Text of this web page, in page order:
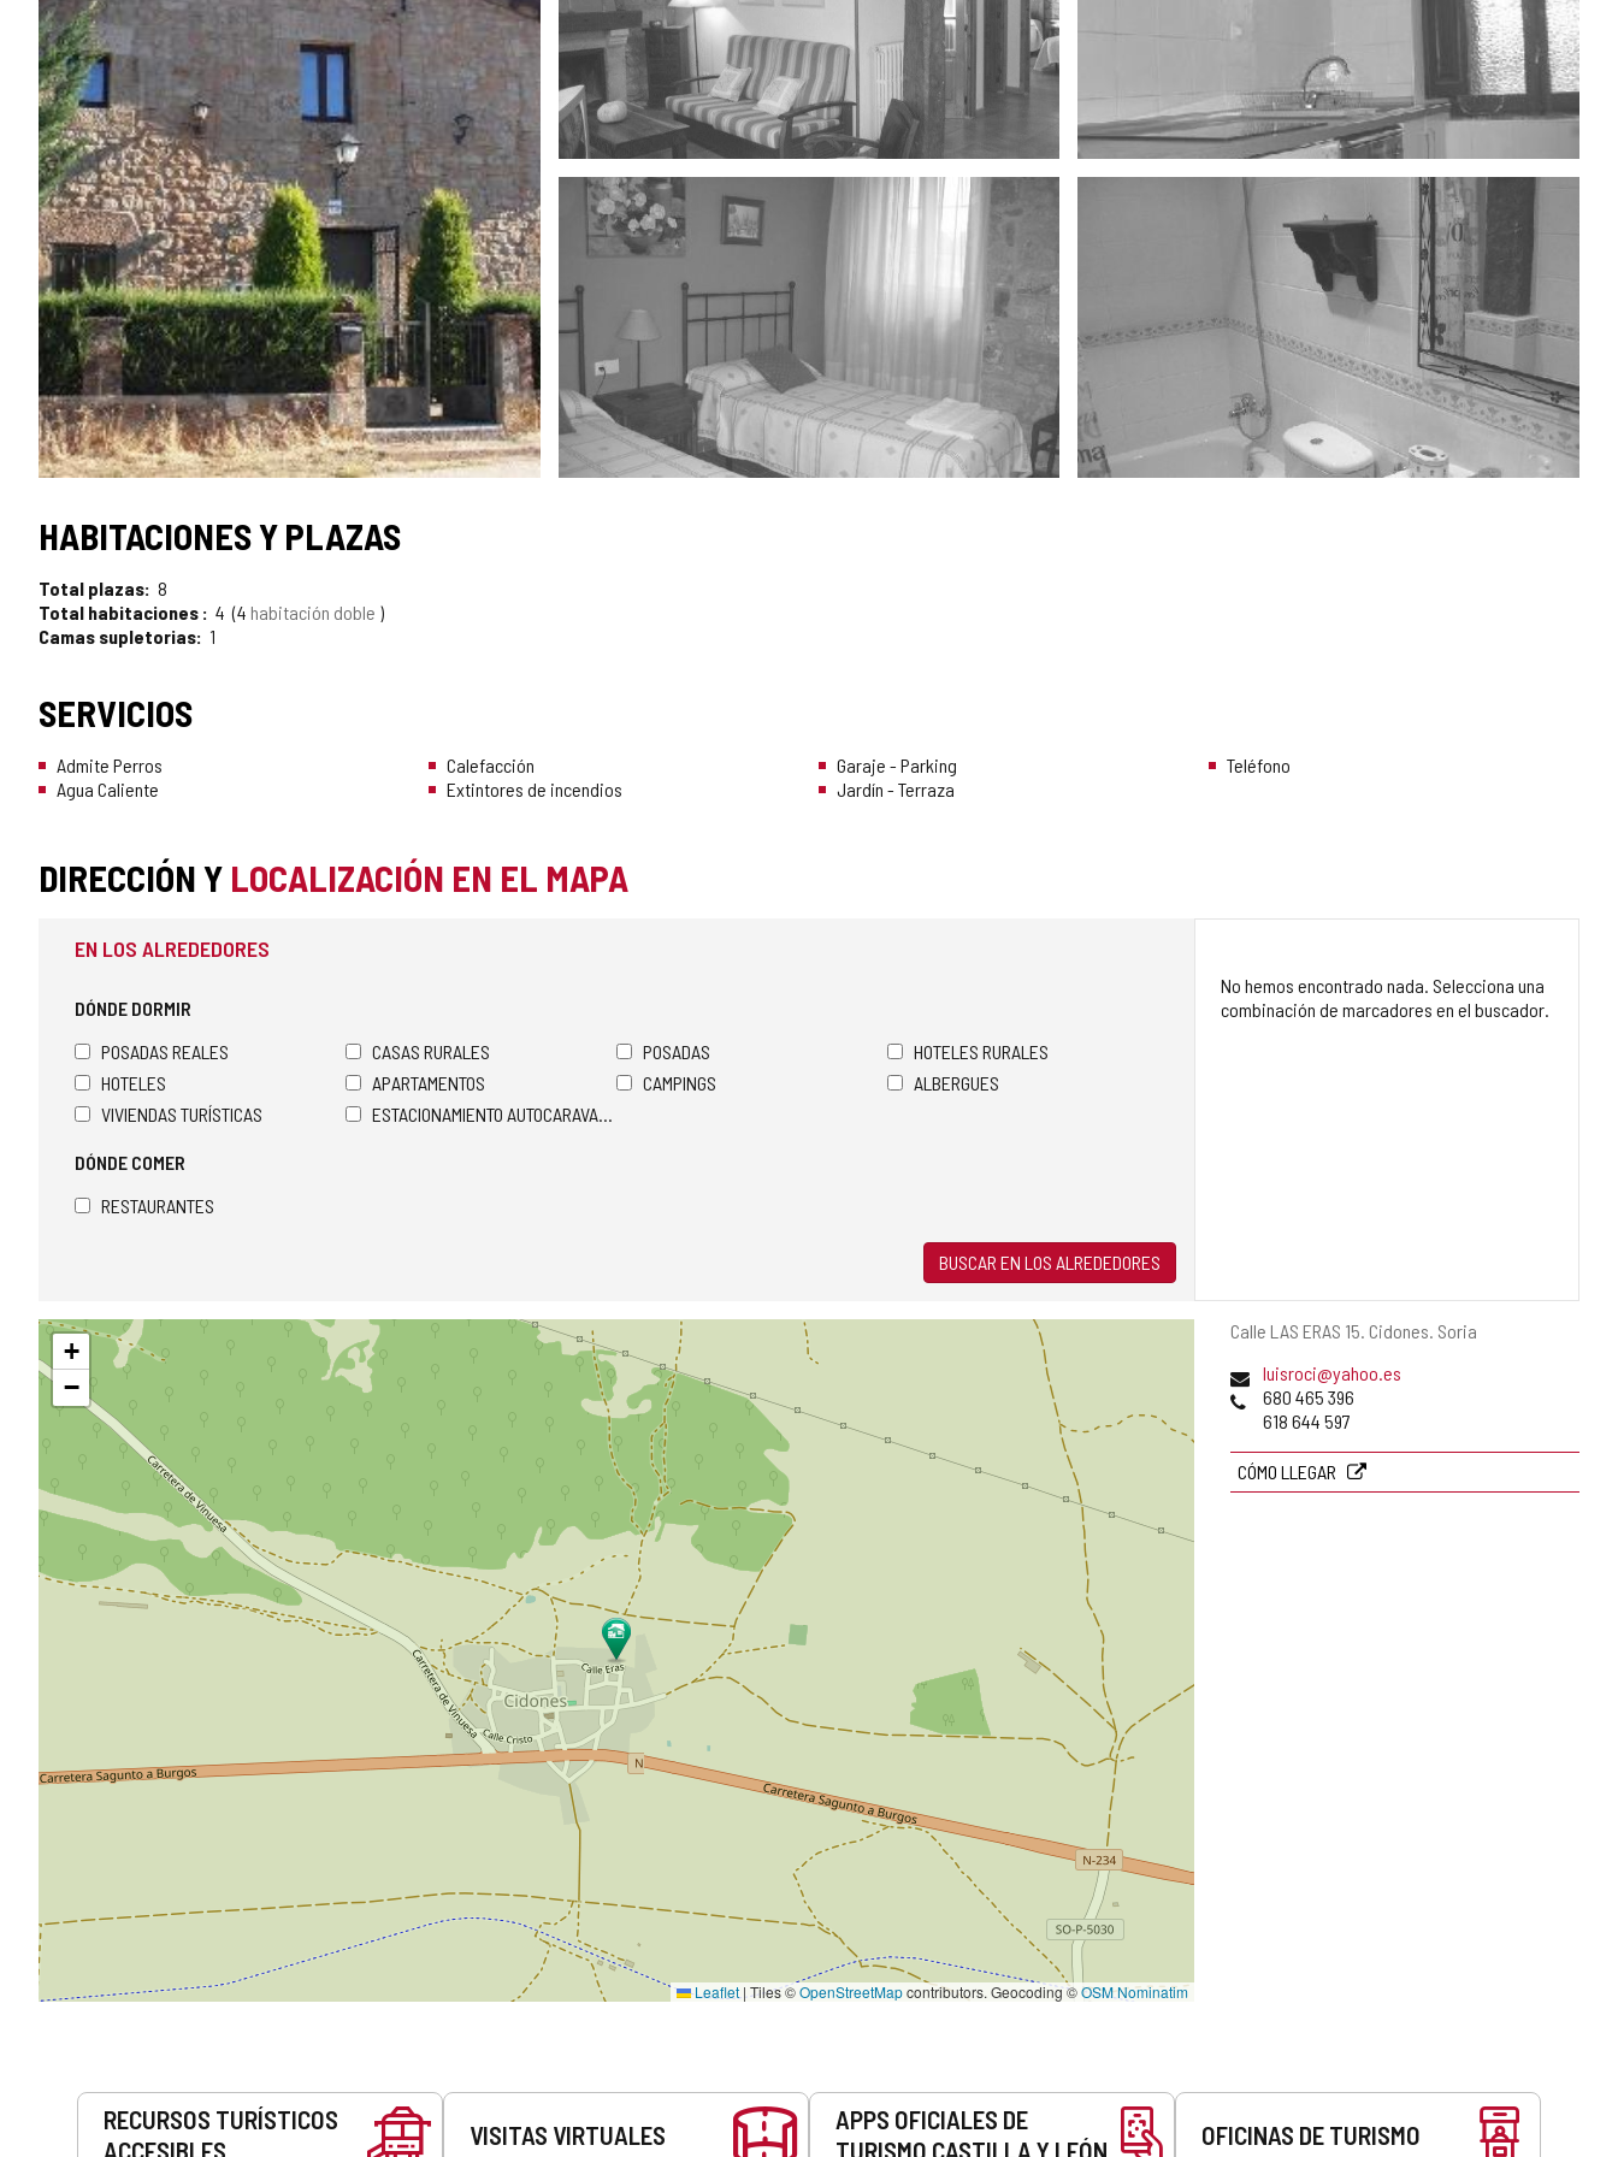
HABITACIONES Y PLAZAS
Total plazas 8
Total habitaciones
4 4 habitación doble
Camas supletorias
1
SERVICIOS
Admite Perros
Agua Caliente
Calefacción
Extintores de incendios
Garaje - Parking
Jardín - Terraza
Teléfono
DIRECCIÓN Y LOCALIZACIÓN EN EL MAPA
Dirección
Calle LAS ERAS 15. Cidones. Soria
Dirección
de
correo
luisroci@yahoo.es
Teléfonos
680 465 396
618 644 597
CÓMO LLEGAR
EN LOS ALREDEDORES
DÓNDE DORMIR
POSADAS REALES
CASAS RURALES POSADAS
HOTELES RURALES
HOTELES
APARTAMENTOS CAMPINGS
ALBERGUES
VIVIENDAS TURÍSTICAS
ESTACIONAMIENTO AUTOCARAVANAS
DÓNDE COMER
RESTAURANTES
BUSCAR EN LOS ALREDEDORES
No hemos encontrado nada. Selecciona una
combinación de marcadores en el buscador.
Saltar
mapa
+
−
Leaflet | Tiles ©OpenStreetMapcontributors. Geocoding ©OSM Nominatim
Servicios
RECURSOS TURÍSTICOS
ACCESIBLES
VISITAS VIRTUALES
APPS OFICIALES DE
TURISMO CASTILLA Y LEÓN
OFICINAS DE TURISMO